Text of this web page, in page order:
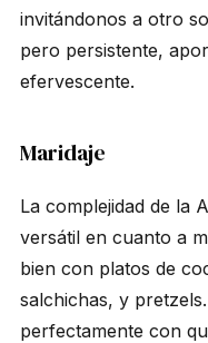
invitándonos a otro
pero persistente,
efervescente.
Maridaje
La complejidad de la
versátil en cuanto a
bien con platos de
salchichas, y
perfectamente con